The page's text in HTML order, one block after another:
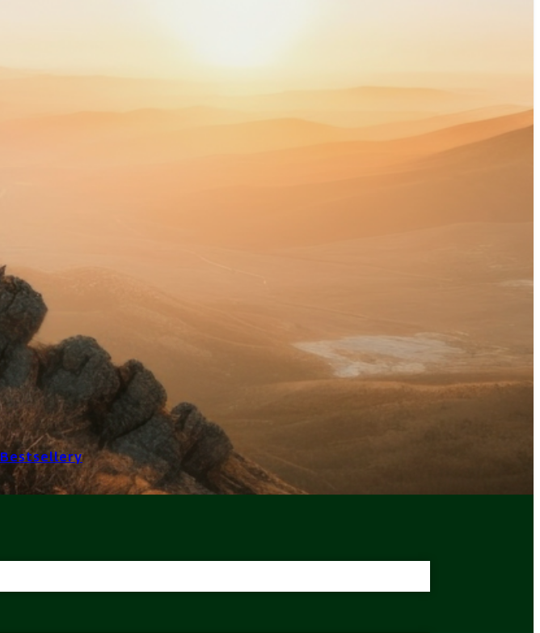
Bestsellery